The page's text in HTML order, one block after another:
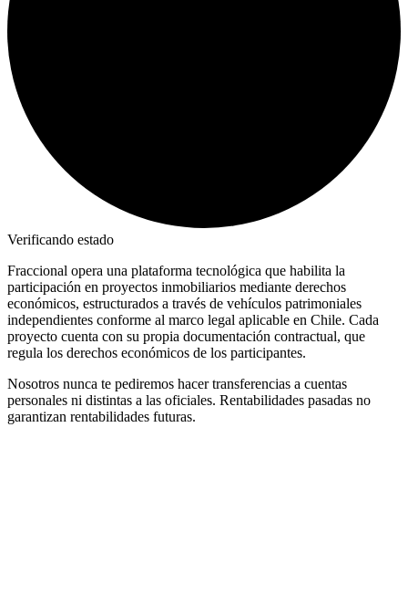
Verificando estado
Fraccional opera una plataforma tecnológica que habilita la
participación en proyectos inmobiliarios mediante derechos
económicos, estructurados a través de vehículos patrimoniales
independientes conforme al marco legal aplicable en Chile. Cada
proyecto cuenta con su propia documentación contractual, que
regula los derechos económicos de los participantes.
Nosotros nunca te pediremos hacer transferencias a cuentas
personales ni distintas a las oficiales. Rentabilidades pasadas no
garantizan rentabilidades futuras.